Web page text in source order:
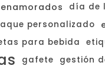
día de
personalizado
para bebida
gafete gestión